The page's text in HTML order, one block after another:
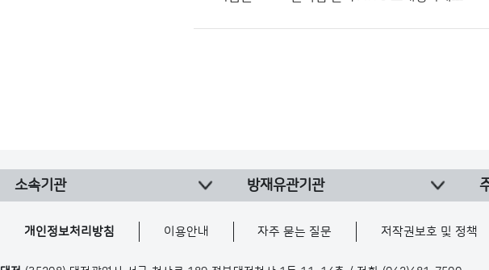
소속기관 방재유관기관
개인정보처리방침 이용안내 자주 묻는 질문 저작권보호 및 정책